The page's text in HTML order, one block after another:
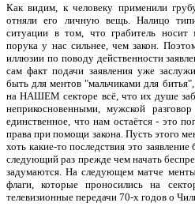
Как видим, к человеку применили
отняли его личную вещь. Налицо
ситуации в том, что грабитель
порука у нас сильнее, чем закон.
иллюзии по поводу действенности
сам факт подачи заявления уже
быть для ментов "мальчиками для
на НАШЕМ секторе всё, что их душе
неприкосновенными, мужской
единственное, что нам остаётся - это
права при помощи закона. Пусть этого
хоть какие-то последствия это
следующий раз прежде чем начать
задумаются. На следующем матче
флаги, которые проносились на
телевизионные передачи 70-х годов о